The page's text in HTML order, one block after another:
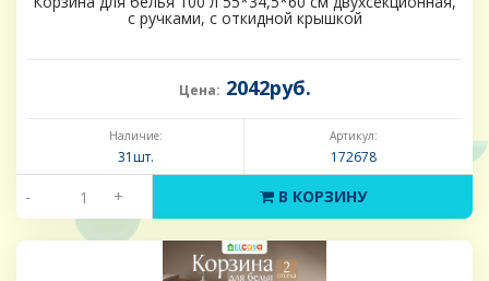
с ручками, с откидной крышкой
Цена: 2042руб.
Наличие:
31шт.
Артикул:
172678
- + В КОРЗИНУ